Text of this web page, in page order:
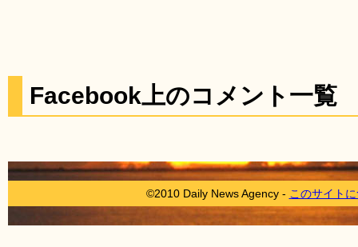
Facebook上のコメント一覧
©2010 Daily News Agency - このサイト